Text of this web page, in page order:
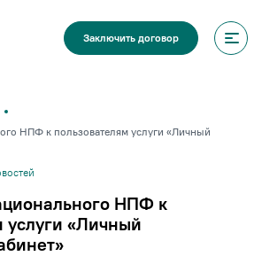
Заключить договор
НПФ к пользователям услуги «Личный
НПФ к
услуги «Личный